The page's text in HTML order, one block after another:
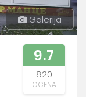
Galerija
9.7
820
OCENA